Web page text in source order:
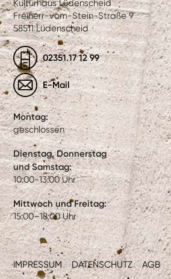
IMPRESSUM DATENSCHUTZ AGB
Kulturhaus Lüdenscheid
Freiherr-vom-Stein-Straße 9
58511 Lüdenscheid
02351.17 12 99
E-Mail
Montag:
geschlossen
Dienstag, Donnerstag
und Samstag:
10:00-13:00 Uhr
Mittwoch und Freitag:
15:00–18:00 Uhr